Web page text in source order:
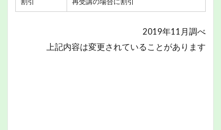
2019年11月調べ
上記内容は変更されていることがあります